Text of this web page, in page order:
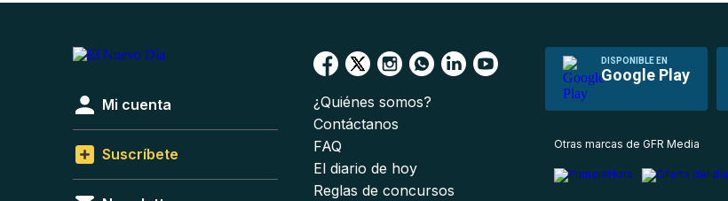
DISPONIBLE EN
Google Play
Mi cuenta
Suscríbete
¿Quiénes somos?
Contáctanos
FAQ
El diario de hoy
Reglas de concursos
Otras marcas de GFR Media